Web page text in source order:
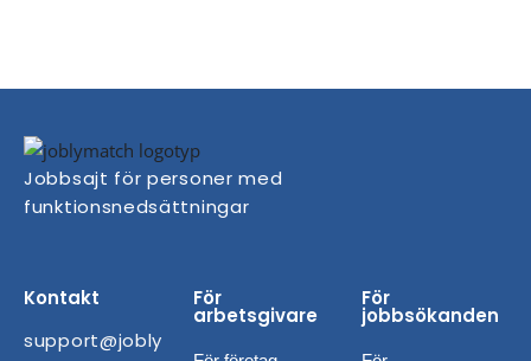
Jobbsajt för personer med
funktionsnedsättningar
Kontakt
support@jobly
För
arbetsgivare
För
jobbsökanden